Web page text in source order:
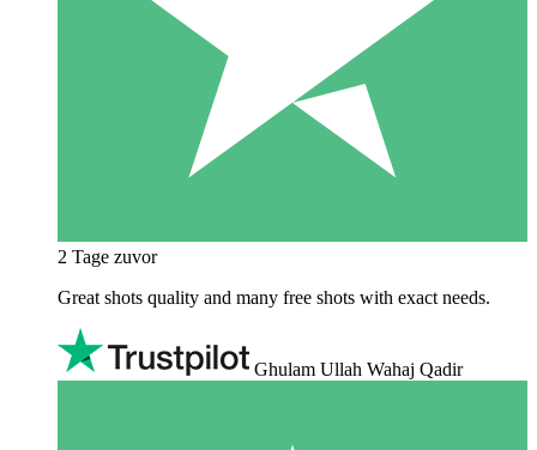
2 Tage zuvor
Great shots quality and many free shots with exact needs.
Ghulam Ullah Wahaj Qadir